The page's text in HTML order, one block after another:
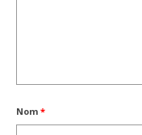
Nom *